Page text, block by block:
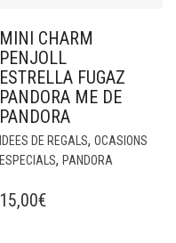
MINI CHARM
PENJOLL
ESTRELLA FUGAZ
PANDORA ME DE
PANDORA
IDEES DE REGALS, OCASIONS
ESPECIALS, PANDORA
15,00€